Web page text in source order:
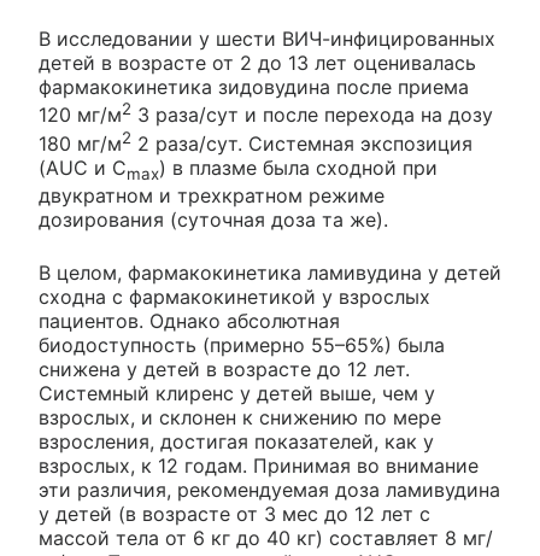
В исследовании у шести ВИЧ-инфицированных
детей в возрасте от 2 до 13 лет оценивалась
фармакокинетика зидовудина после приема
120 мг/м2 3 раза/сут и после перехода на дозу
180 мг/м2 2 раза/сут. Системная экспозиция
(AUC и Сmax) в плазме была сходной при
двукратном и трехкратном режиме
дозирования (суточная доза та же).
В целом, фармакокинетика ламивудина у детей
сходна с фармакокинетикой у взрослых
пациентов. Однако абсолютная
биодоступность (примерно 55–65%) была
снижена у детей в возрасте до 12 лет.
Системный клиренс у детей выше, чем у
взрослых, и склонен к снижению по мере
взросления, достигая показателей, как у
взрослых, к 12 годам. Принимая во внимание
эти различия, рекомендуемая доза ламивудина
у детей (в возрасте от 3 мес до 12 лет с
массой тела от 6 кг до 40 кг) составляет 8 мг/